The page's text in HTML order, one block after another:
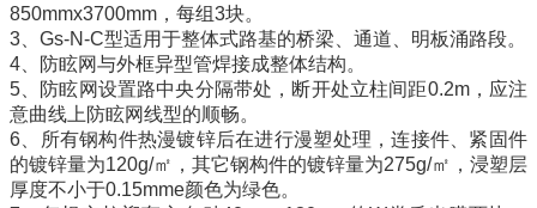
850mmx3700mm，每组3块。
3、Gs-N-C型适用于整体式路基的桥梁、通道、明板涌路段。
4、防眩网与外框异型管焊接成整体结构。
5、防眩网设置路中央分隔带处，断开处立柱间距0.2m，应注
意曲线上防眩网线型的顺畅。
6、所有钢构件热漫镀锌后在进行漫塑处理，连接件、紧固件
的镀锌量为120g/㎡，其它钢构件的镀锌量为275g/㎡，浸塑层
厚度不小于0.15mme颜色为绿色。